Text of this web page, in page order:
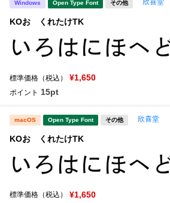
Windows Open Type Font その他 欣喜堂
KOおゝくれたけTK
標準価格（税込） ¥1,650
ポイント 15pt
macOS Open Type Font その他 欣喜堂
KOおゝくれたけTK
標準価格（税込） ¥1,650